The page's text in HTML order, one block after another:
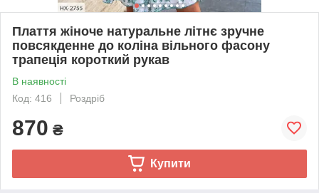
Плаття жіноче натуральне літнє зручне
повсякденне до коліна вільного фасону
трапеція короткий рукав
В наявності
Код: 416
Роздріб
870 ₴
Купити